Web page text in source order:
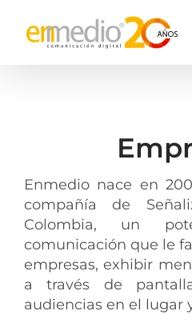
Enmedio nace en
compañía de
Colombia, un
comunicación que le
empresas, exhibir
a través de
audiencias en el lugar